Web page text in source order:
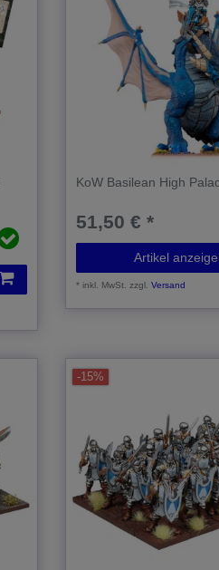
KoW Basilean High
51,50 € *
Artikel
*inkl. MwSt. zzgl.Versand
-15%